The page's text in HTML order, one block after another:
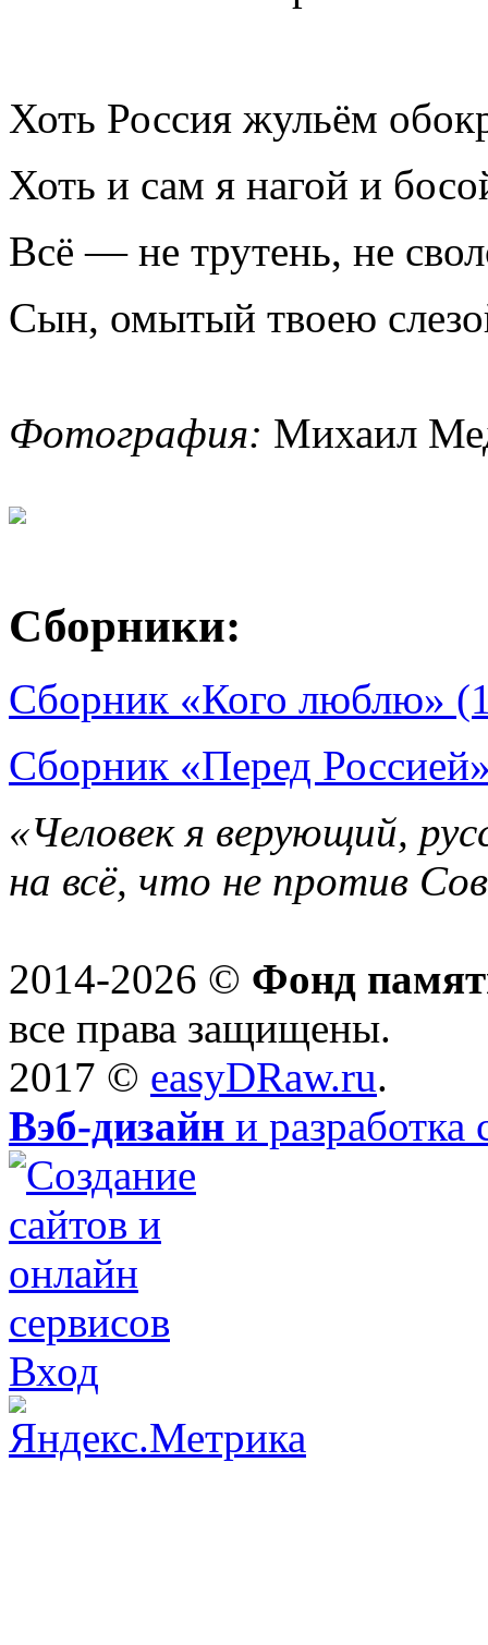
Хоть Россия жульём
Хоть и сам я нагой и
Всё — не трутень, не
Сын, омытый твоею
Фотография: Михаил
Сборники:
Сборник «Кого люблю»
Сборник «Перед
«Человек я верующий,
на всё, что не против
2014-2026 © Фонд
все права защищены.
2017 © easyDRaw.ru.
Вэб-дизайн и разработка
Вход